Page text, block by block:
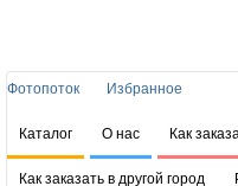
Фотопоток Избранное
Каталог О нас Как
Как заказать в другой город